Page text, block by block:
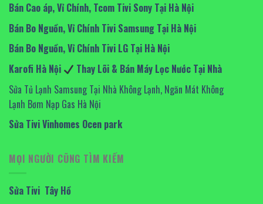
Bán Cao áp, Vỉ Chính, Tcom Tivi Sony Tại Hà Nội
Bán Bo Nguồn, Vỉ Chính Tivi Samsung Tại Hà Nội
Bán Bo Nguồn, Vỉ Chính Tivi LG Tại Hà Nội
Karofi Hà Nội
Thay Lõi & Bán Máy Lọc Nước Tại Nhà
Sửa Tủ Lạnh Samsung Tại Nhà Không Lạnh, Ngăn Mát Không
Lạnh Bơm Nạp Gas Hà Nội
Sửa Tivi Vinhomes Ocen park
MỌI NGƯỜI CŨNG TÌM KIẾM
Sửa Tivi Tây Hồ